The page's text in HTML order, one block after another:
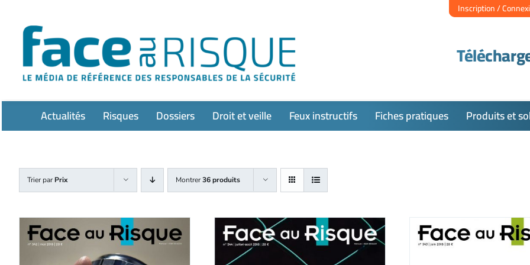
contenu
Inscription /
Actualités Risques Dossiers Droit et veille Feux instructifs Fiches pratiques Produits et
Trier parPrix Montrer36 produits